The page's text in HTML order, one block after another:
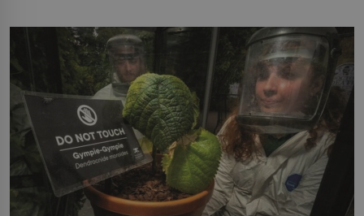
požáry už nejsou problémem pouze vzdáleného
Středomoří. S oteplujícím se klimatem, vysušenou
krajinou a desetiletími lidských zásahů se z nich stává
nový evropský normál […]